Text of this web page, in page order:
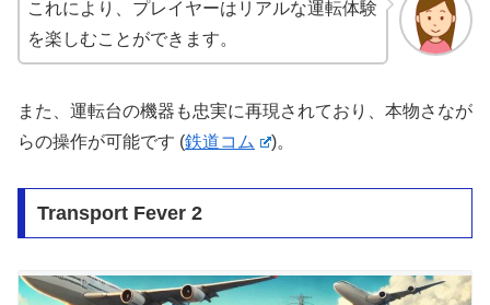
これにより、プレイヤーはリアルな運転体験
を楽しむことができます。
また、運転台の機器も忠実に再現されており、本物さなが
らの操作が可能です​ (鉄道コム )​。
Transport Fever 2